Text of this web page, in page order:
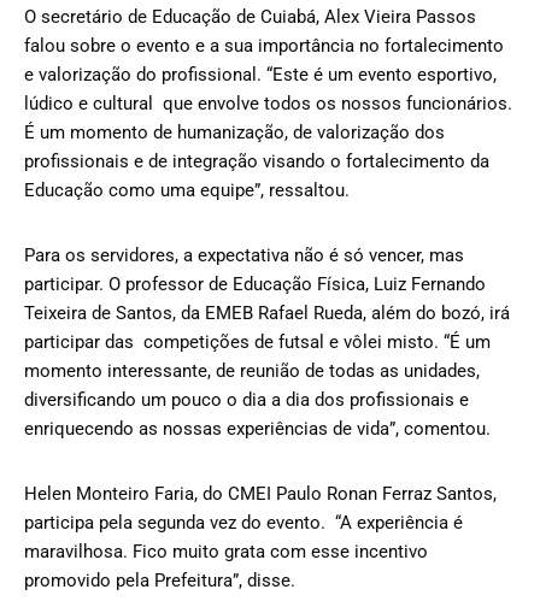
O secretário de Educação de Cuiabá, Alex Vieira Passos
falou sobre o evento e a sua importância no fortalecimento
e valorização do profissional. “Este é um evento esportivo,
lúdico e cultural que envolve todos os nossos funcionários.
É um momento de humanização, de valorização dos
profissionais e de integração visando o fortalecimento da
Educação como uma equipe”, ressaltou.
Para os servidores, a expectativa não é só vencer, mas
participar. O professor de Educação Física, Luiz Fernando
Teixeira de Santos, da EMEB Rafael Rueda, além do bozó, irá
participar das competições de futsal e vôlei misto. “É um
momento interessante, de reunião de todas as unidades,
diversificando um pouco o dia a dia dos profissionais e
enriquecendo as nossas experiências de vida”, comentou.
Helen Monteiro Faria, do CMEI Paulo Ronan Ferraz Santos,
participa pela segunda vez do evento. “A experiência é
maravilhosa. Fico muito grata com esse incentivo
promovido pela Prefeitura”, disse.